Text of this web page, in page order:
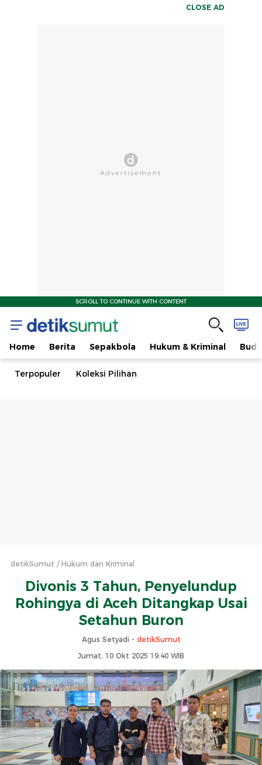
CLOSE AD
SCROLL TO CONTINUE WITH CONTENT
Home Berita Sepakbola Hukum & Kriminal
Terpopuler Koleksi Pilihan
detikSumut Hukum dan Kriminal
Divonis 3 Tahun, Penyelundup
Rohingya di Aceh Ditangkap Usai
Setahun Buron
Agus Setyadi - detikSumut
Jumat, 10 Okt 2025 19:40 WIB